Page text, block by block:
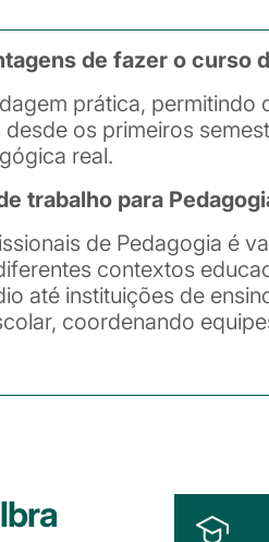
de fazer o curso
prática, permitindo
os primeiros
real.
trabalho para
de Pedagogia é
contextos
até instituições de
coordenando